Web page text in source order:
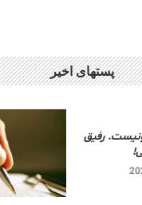
پستهای اخیر
رفیق